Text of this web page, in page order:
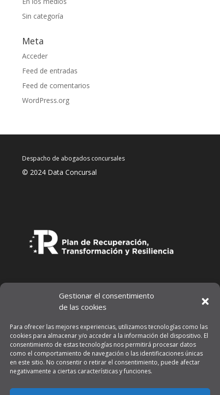
Gestionar el consentimiento
de las cookies
Para ofrecer las mejores experiencias, utilizamos tecnologías como las
cookies para almacenar y/o acceder a la información del dispositivo. El
consentimiento de estas tecnologías nos permitirá procesar datos
como el comportamiento de navegación o las identificaciones únicas
en este sitio. No consentir o retirar el consentimiento, puede afectar
negativamente a ciertas características y funciones.
Sin categoría
Meta
Acceder
Feed de entradas
Feed de comentarios
WordPress.org
Despacho de abogados concursales
© 2024 Data Concursal